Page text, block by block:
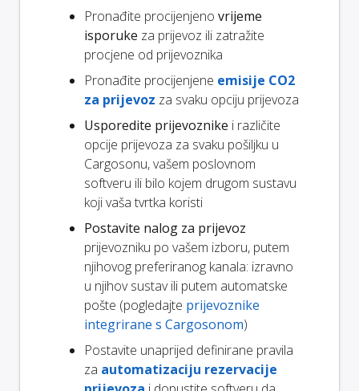
Pronađite procijenjeno vrijeme
isporuke za prijevoz ili zatražite
procjene od prijevoznika
Pronađite procijenjene emisije CO2
za prijevoz za svaku opciju prijevoza
Usporedite prijevoznike i različite
opcije prijevoza za svaku pošiljku u
Cargosonu, vašem poslovnom
softveru ili bilo kojem drugom sustavu
koji vaša tvrtka koristi
Postavite nalog za prijevoz
prijevozniku po vašem izboru, putem
njihovog preferiranog kanala: izravno
u njihov sustav ili putem automatske
pošte (pogledajte prijevoznike
integrirane s Cargosonom)
Postavite unaprijed definirane pravila
za automatizaciju rezervacije